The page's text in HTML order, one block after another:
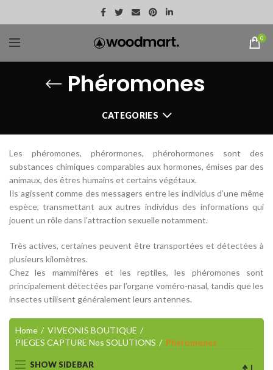
0
Phéromones
CATEGORIES
Les phéromones, phérormones, phérohormones sont des
substances chimiques comparables aux hormones, émises par des
animaux, des êtres humains et certains végétaux.
Ils agissent comme des messagers entre les individus d’une même
espèce, transmettant aux autres individus des informations qui
jouent un rôle dans l’attraction sexuelle notamment.
Très actives, certaines peuvent être transportées et détectées à
plusieurs kilomètres.
Chez les mammifères et les reptiles, les phéromones sont
principalement détectées par l’organe voméro-nasal, tandis que les
insectes utilisent généralement leurs antennes.
Home
VIVEONIS BOUTIQUE
PIEGES CAPTURE Nos SOLUTIONS
Phéromones
SHOW SIDEBAR